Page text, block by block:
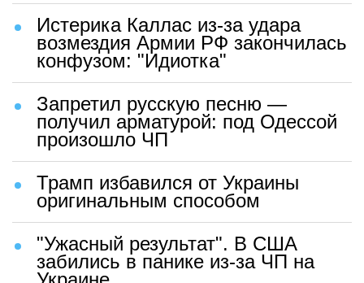
Истерика Каллас из-за удара
возмездия Армии РФ закончилась
конфузом: "Идиотка"
Запретил русскую песню —
получил арматурой: под Одессой
произошло ЧП
Трамп избавился от Украины
оригинальным способом
"Ужасный результат". В США
забились в панике из-за ЧП на